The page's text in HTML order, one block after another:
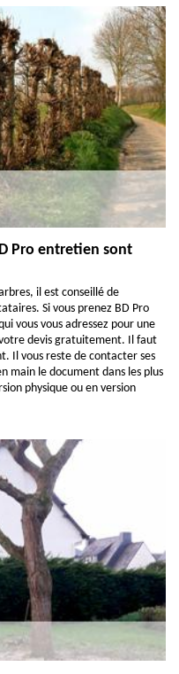
Pro entretien sont
il est conseillé de
Si vous prenez BD Pro
vous vous adressez pour une
devis gratuitement. Il faut
Il vous reste de contacter ses
main le document dans les plus
physique ou en version